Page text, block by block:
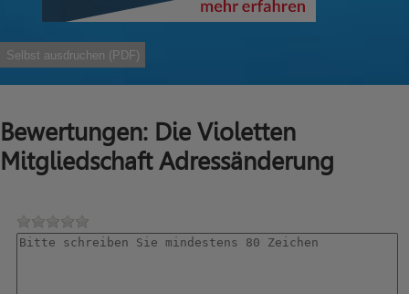
Selbst ausdruchen (PDF)
Bewertungen: Die Violetten
Mitgliedschaft Adressänderung